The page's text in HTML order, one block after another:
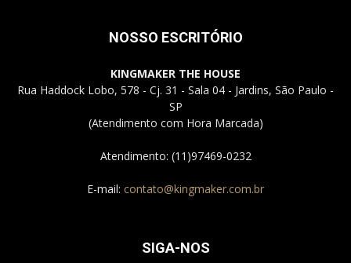
–
SP
NOSSO ESCRITÓRIO
KINGMAKER THE HOUSE
Rua Haddock Lobo, 578 - Cj. 31 - Sala 04 - Jardins, São Paulo -
SP
(Atendimento com Hora Marcada)
Atendimento: (11)97469-0232
E-mail: contato@kingmaker.com.br
SIGA-NOS